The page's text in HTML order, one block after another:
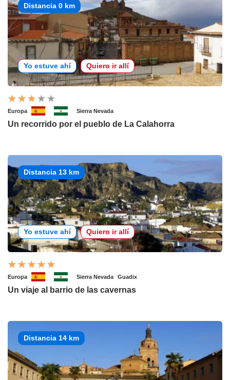
Distancia 0 km
Yo estuve ahí Quiero ir allí
Europa Sierra Nevada
Un recorrido por el pueblo de La Calahorra
Distancia 13 km
Yo estuve ahí Quiero ir allí
Europa Sierra Nevada Guadix
Un viaje al barrio de las cavernas
Distancia 14 km